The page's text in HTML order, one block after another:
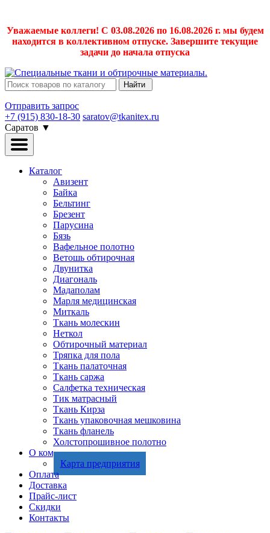
Уважаемые коллеги! С 03.08.2026 по 16.08.2026 г. мы будем
находится в коллективном отпуске. Завершите текущие
задачи до начала отпуска
Найти
Отправить запрос
+7 (915) 830-18-30 saratov@tkanitex.ru
Саратов ▼
Каталог
Авизент
Байка
Бельтинг
Брезент
Парусина
Бязь
Вафельное полотно
Ветошь обтирочная
Двунитка
Диагональ
Мадаполам
Марля медицинская
Миткаль
Ткань молескин
Неткол
Обтирочный материал
Тряпка для пола
Ткань палаточная
Ткань саржа
Салфетка техническая
Тик матрасный
Ткань Кирза
Ткань упаковочная мешковина
Ткань фланель
Холстопрошивное полотно
О компании
Карта предприятия
Оплата
Доставка
Прайс-лист
Скидки
Контакты